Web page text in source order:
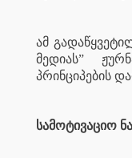
ამ
მედიას”
პრინციპების
სამოტივაციო